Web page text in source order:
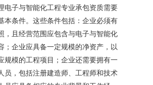
子与智能化工程专业承包资质需要
本条件。这些条件包括：企业必须有
，且经营范围应包含与电子与智能化
；企业应具备一定规模的净资产，以
规模的工程项目；企业还需要拥有一
员，包括注册建造师、工程师和技术